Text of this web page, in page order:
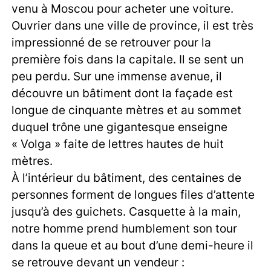
venu à Moscou pour acheter une voiture.
Ouvrier dans une ville de province, il est très
impressionné de se retrouver pour la
première fois dans la capitale. Il se sent un
peu perdu. Sur une immense avenue, il
découvre un bâtiment dont la façade est
longue de cinquante mètres et au sommet
duquel trône une gigantesque enseigne
« Volga » faite de lettres hautes de huit
mètres.
À l’intérieur du bâtiment, des centaines de
personnes forment de longues files d’attente
jusqu’à des guichets. Casquette à la main,
notre homme prend humblement son tour
dans la queue et au bout d’une demi-heure il
se retrouve devant un vendeur :